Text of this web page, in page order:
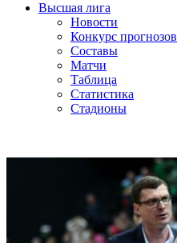
Высшая лига
Новости
Конкурс прогнозов
Составы
Матчи
Таблица
Статистика
Стадионы